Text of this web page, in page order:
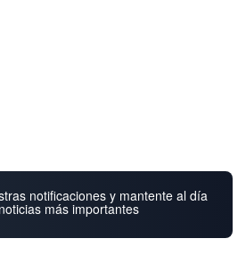
notificaciones y mantente al día
más importantes